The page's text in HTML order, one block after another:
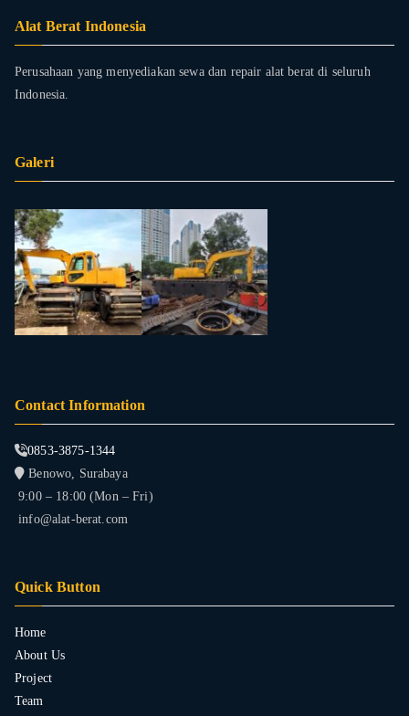
Alat Berat Indonesia
Perusahaan yang menyediakan sewa dan repair alat berat di seluruh
Indonesia.
Galeri
Contact Information
0853-3875-1344
Benowo, Surabaya
9:00 – 18:00 (Mon – Fri)
info@alat-berat.com
Quick Button
Home
About Us
Project
Team